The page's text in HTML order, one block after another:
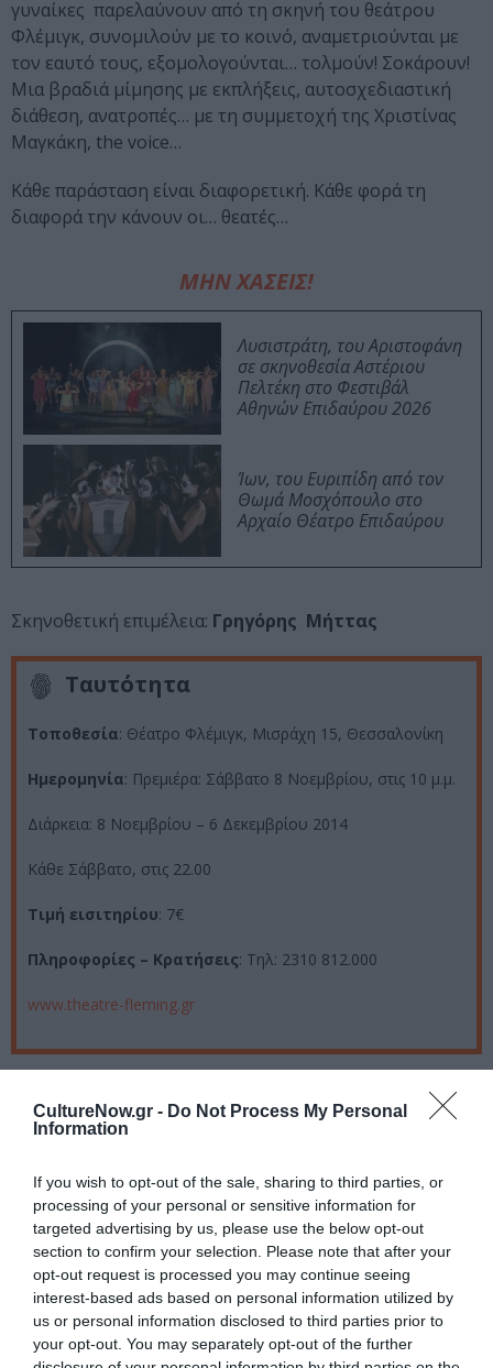
CultureNow.gr - Do Not Process My Personal
Information
If you wish to opt-out of the sale, sharing to third parties, or
processing of your personal or sensitive information for
targeted advertising by us, please use the below opt-out
section to confirm your selection. Please note that after your
opt-out request is processed you may continue seeing
interest-based ads based on personal information utilized by
us or personal information disclosed to third parties prior to
your opt-out. You may separately opt-out of the further
γυναίκες παρελαύνουν από τη σκηνή του θεάτρου
Φλέμιγκ, συνομιλούν με το κοινό, αναμετριούνται με
τον εαυτό τους, εξομολογούνται… τολμούν! Σοκάρουν!
Μια βραδιά μίμησης με εκπλήξεις, αυτοσχεδιαστική
διάθεση, ανατροπές… με τη συμμετοχή της Χριστίνας
Μαγκάκη, the voice…
Κάθε παράσταση είναι διαφορετική. Κάθε φορά τη
διαφορά την κάνουν οι… θεατές…
ΜΗΝ ΧΑΣΕΙΣ!
Λυσιστράτη, του Αριστοφάνη
σε σκηνοθεσία Αστέριου
Πελτέκη στο Φεστιβάλ
Αθηνών Επιδαύρου 2026
Ίων, του Ευριπίδη από τον
Θωμά Μοσχόπουλο στο
Αρχαίο Θέατρο Επιδαύρου
Σκηνοθετική επιμέλεια: Γρηγόρης Μήττας
Ταυτότητα
Τοποθεσία: Θέατρο Φλέμιγκ, Μισράχη 15, Θεσσαλονίκη
Ημερομηνία: Πρεμιέρα: Σάββατο 8 Νοεμβρίου, στις 10 μ.μ.
Διάρκεια: 8 Νοεμβρίου – 6 Δεκεμβρίου 2014
Κάθε Σάββατο, στις 22.00
Τιμή εισιτηρίου: 7€
Πληροφορίες – Κρατήσεις: Τηλ: 2310 812.000
www.theatre-fleming.gr
Google News
και
μάθετε πρώτοι όλες τις ειδήσεις
Πολιτισμό στοCulturenow.gr
Νέοι Διαγωνισμοί❯
Tags
ΘΕΑΤΡΟ ΦΛΕΜΙΝΓΚ ΚΩΜΩΔΙΑ